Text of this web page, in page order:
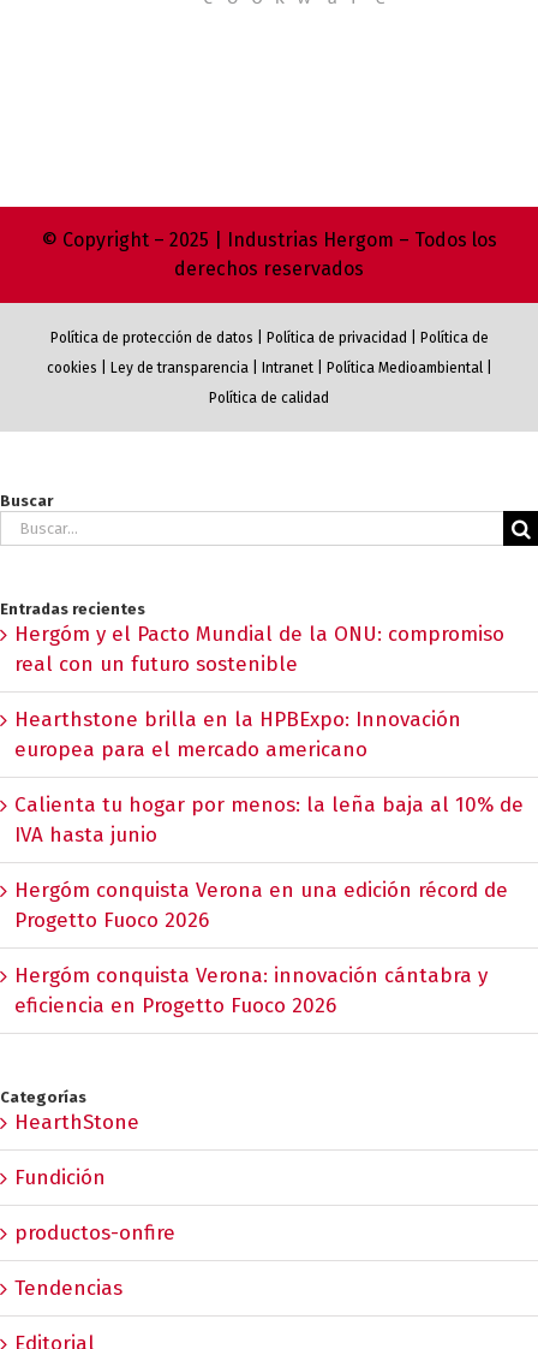
© Copyright – 2025 | Industrias Hergom – Todos los
derechos reservados
Política de protección de datos Política de privacidad
Política de
cookies
Ley de transparencia| Intranet| Política Medioambiental|
Política de calidad
Buscar
Buscar:
Entradas recientes
Hergóm y el Pacto Mundial de la ONU: compromiso
real con un futuro sostenible
Hearthstone brilla en la HPBExpo: Innovación
europea para el mercado americano
Calienta tu hogar por menos: la leña baja al 10% de
IVA hasta junio
Hergóm conquista Verona en una edición récord de
Progetto Fuoco 2026
Hergóm conquista Verona: innovación cántabra y
eficiencia en Progetto Fuoco 2026
Categorías
HearthStone
Fundición
productos-onfire
Tendencias
Editorial